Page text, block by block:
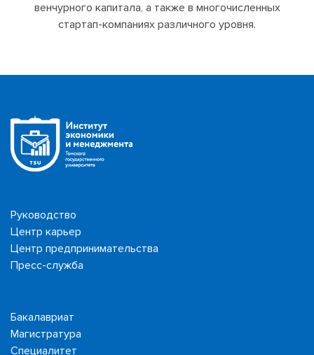
венчурного капитала, а также в многочисленных
стартап-компаниях различного уровня.
Руководство
Центр карьер
Центр предпринимательства
Пресс-служба
Бакалавриат
Магистратура
Специалитет